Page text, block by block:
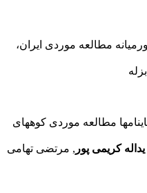
مطالعه موردی ایران،
مطالعه موردی کوههای
یداله کریمی پور , مرتضی تهامی